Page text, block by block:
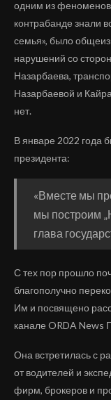
одним из феноменов
контрабанде знали
семья», было
нарушений со
Назарбаева,
Назарбаевой и
нет.
В январе 2022 года
президента:
«Вместе мы
мы построим
глава
С тех пор прошло
благополучно
Им и посвящено
канале ORDA News
Она встретилась с
от водителей и
фирм, брокеров и